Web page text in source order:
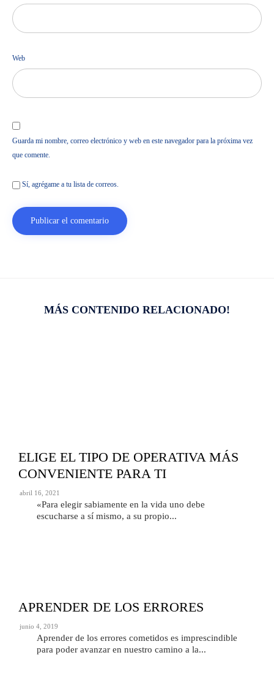
Web
Guarda mi nombre, correo electrónico y web en este navegador para la próxima vez
que comente.
Sí, agrégame a tu lista de correos.
MÁS CONTENIDO RELACIONADO!
ELIGE EL TIPO DE OPERATIVA MÁS
CONVENIENTE PARA TI
abril 16, 2021
«Para elegir sabiamente en la vida uno debe
escucharse a sí mismo, a su propio...
APRENDER DE LOS ERRORES
junio 4, 2019
Aprender de los errores cometidos es imprescindible
para poder avanzar en nuestro camino a la...